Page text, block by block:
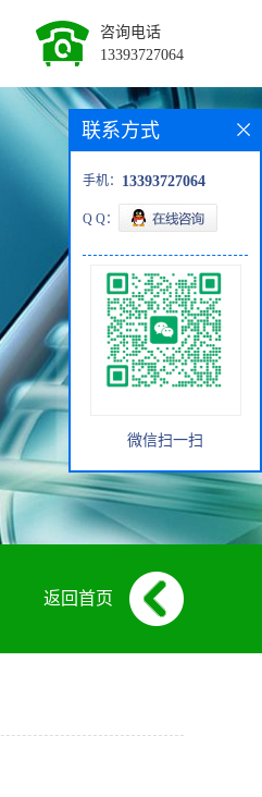
咨询电话
13393727064
返回首页
联系方式
手机： 13393727064
Q Q：
微信扫一扫